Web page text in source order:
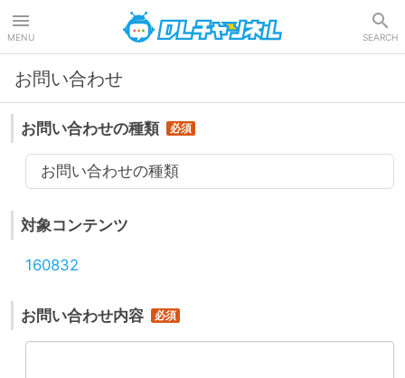
MENU SEARCH
お問い合わせ
お問い合わせの種類
お問い合わせの種類
対象コンテンツ
160832
お問い合わせ内容